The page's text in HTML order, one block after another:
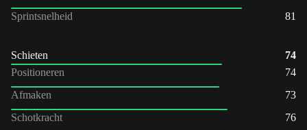
Sprintsnelheid
81
Schieten
74
Positioneren
74
Afmaken
73
Schotkracht
76